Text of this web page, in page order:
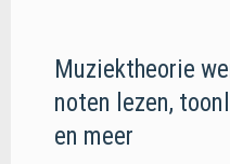
Muziektheorie
noten lezen,
en meer